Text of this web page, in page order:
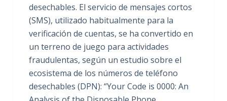
desechables. El servicio de mensajes cortos
(SMS), utilizado habitualmente para la
verificación de cuentas, se ha convertido en
un terreno de juego para actividades
fraudulentas, según un estudio sobre el
ecosistema de los números de teléfono
desechables (DPN): “Your Code is 0000: An